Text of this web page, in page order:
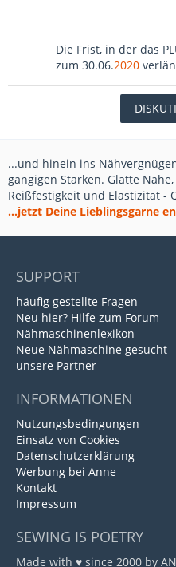
Die Frist, in der das
zum 30.06.2020
...und hinein ins
gängigen Stärken. Glatte
Reißfestigkeit und Elastizität -
...jetzt Deine Lieblingsgarne
SUPPORT
häufig gestellte Fragen
Neu hier? Hilfe zum Forum
Nähmaschinenlexikon
Neue Nähmaschine gesucht
unsere Partner
INFORMATIONEN
Nutzungsbedingungen
Einsatz von Cookies
Datenschutzerklärung
Werbung bei Anne
Kontakt
Impressum
SEWING IS POETRY
Made with ♥ since 2000 by